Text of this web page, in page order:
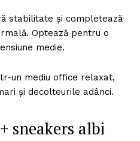
stabilitate și completează
Optează pentru o
medie.
un mediu office relaxat,
și decolteurile adânci.
sneakers albi